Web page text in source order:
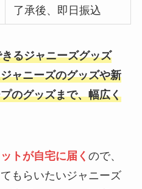
了承後、即日振込
るジャニーズグッズ
ャニーズのグッズや新
のグッズまで、幅広く
トが自宅に届く ので、
もらいたいジャニーズ